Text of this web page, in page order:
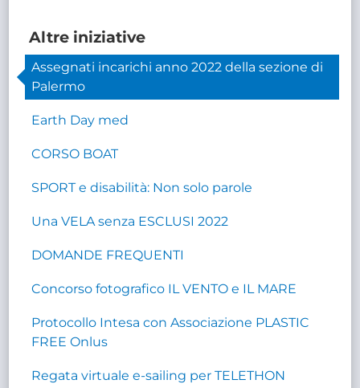
Altre iniziative
Assegnati incarichi anno 2022 della sezione di
Palermo
Earth Day med
CORSO BOAT
SPORT e disabilità: Non solo parole
Una VELA senza ESCLUSI 2022
DOMANDE FREQUENTI
Concorso fotografico IL VENTO e IL MARE
Protocollo Intesa con Associazione PLASTIC
FREE Onlus
Regata virtuale e-sailing per TELETHON